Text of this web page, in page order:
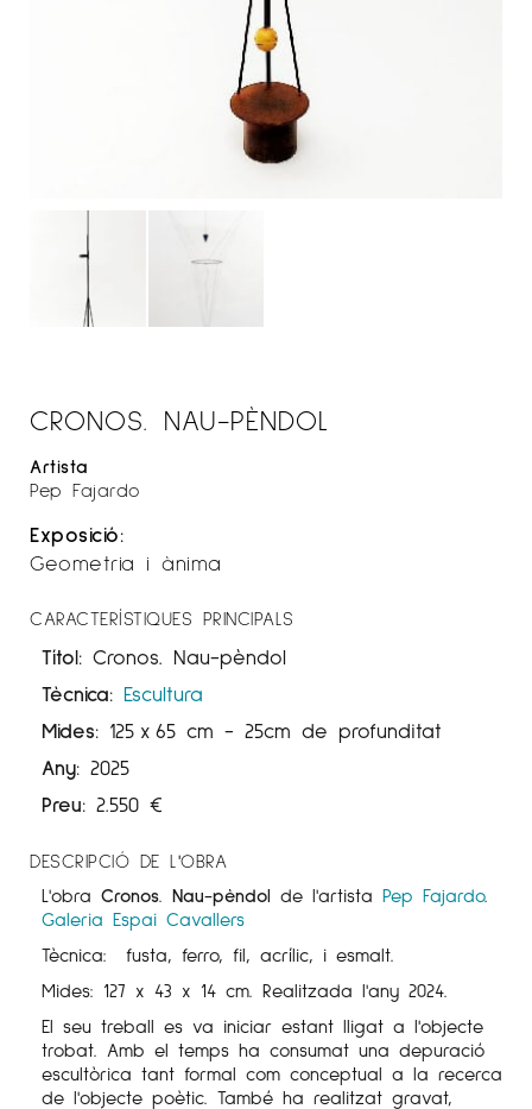
CRONOS. NAU-PÈNDOL
Artista
Pep Fajardo
Exposició:
Geometria i ànima
CARACTERÍSTIQUES PRINCIPALS
Títol: Cronos. Nau-pèndol
Tècnica: Escultura
Mides: 125 x 65 cm - 25cm de profunditat
Any: 2025
Preu: 2.550 €
DESCRIPCIÓ DE L'OBRA
L'obra Cronos. Nau-pèndol de l'artista Pep Fajardo.
Galeria Espai Cavallers
Tècnica: fusta, ferro, fil, acrílic, i esmalt.
Mides: 127 x 43 x 14 cm. Realitzada l'any 2024.
El seu treball es va iniciar estant lligat a l'objecte
trobat. Amb el temps ha consumat una depuració
escultòrica tant formal com conceptual a la recerca
de l'objecte poètic. També ha realitzat gravat,